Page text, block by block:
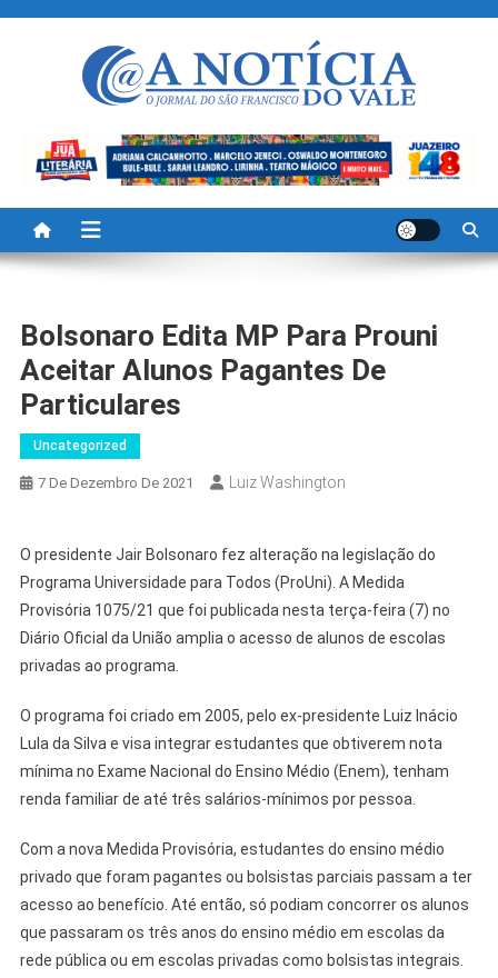
A Noticia Do Vale
Bolsonaro Edita MP Para Prouni
Aceitar Alunos Pagantes De
Particulares
Uncategorized
7 De Dezembro De 2021 Luiz Washington
O presidente Jair Bolsonaro fez alteração na legislação do
Programa Universidade para Todos (ProUni). A Medida
Provisória 1075/21 que foi publicada nesta terça-feira (7) no
Diário Oficial da União amplia o acesso de alunos de escolas
privadas ao programa.
O programa foi criado em 2005, pelo ex-presidente Luiz Inácio
Lula da Silva e visa integrar estudantes que obtiverem nota
mínima no Exame Nacional do Ensino Médio (Enem), tenham
renda familiar de até três salários-mínimos por pessoa.
Com a nova Medida Provisória, estudantes do ensino médio
privado que foram pagantes ou bolsistas parciais passam a ter
acesso ao benefício. Até então, só podiam concorrer os alunos
que passaram os três anos do ensino médio em escolas da
rede pública ou em escolas privadas como bolsistas integrais.